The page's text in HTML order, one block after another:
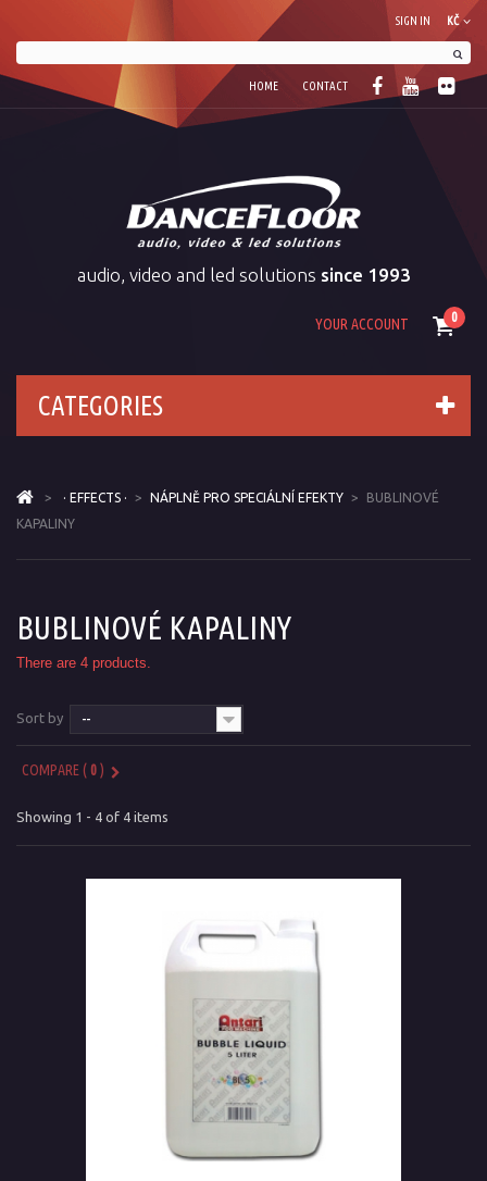
KČ
SIGN IN
HOME CONTACT
audio, video and led solutions since 1993
0
YOUR ACCOUNT
CATEGORIES
> · EFFECTS · > NÁPLNĚ PRO SPECIÁLNÍ EFEKTY >
BUBLINOVÉ
KAPALINY
BUBLINOVÉ KAPALINY
There are 4 products.
Sort by --
COMPARE (0)
Showing 1 - 4 of 4 items